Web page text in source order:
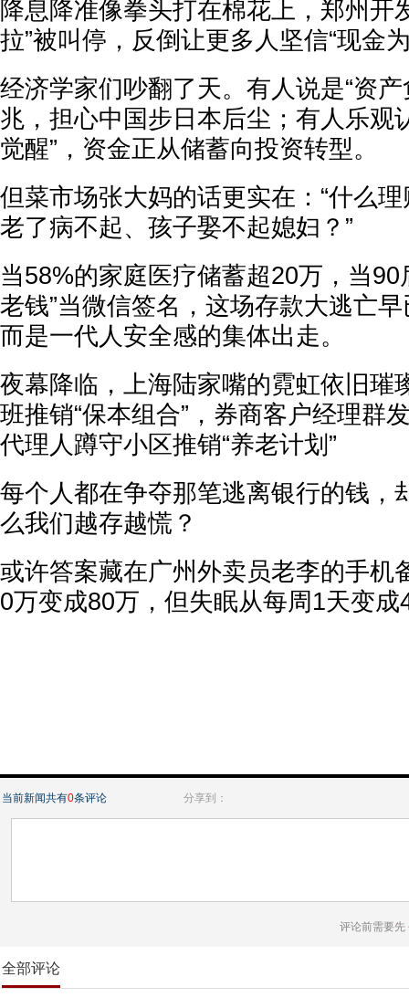
降息降准像拳头打在棉花上，郑州开
拉”被叫停，反倒让更多人坚信“现金
经济学家们吵翻了天。有人说是“资
兆，担心中国步日本后尘；有人乐观
觉醒”，资金正从储蓄向投资转型。
但菜市场张大妈的话更实在：“什么
老了病不起、孩子娶不起媳妇？”
当58%的家庭医疗储蓄超20万，当90
老钱”当微信签名，这场存款大逃亡
而是一代人安全感的集体出走。
夜幕降临，上海陆家嘴的霓虹依旧璀
班推销“保本组合”，券商客户经理群
代理人蹲守小区推销“养老计划”
每个人都在争夺那笔逃离银行的钱，
么我们越存越慌？
或许答案藏在广州外卖员老李的手机
0万变成80万，但失眠从每周1天变成
当前新闻共有0条评论 分享到：
评论前需要先
全部评论